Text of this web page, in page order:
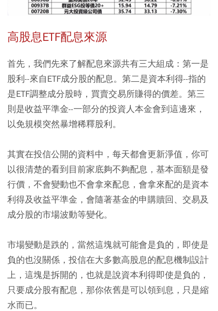
高股息ETF配息來源
首先，我們先來了解配息來源共有三大組成：第一是
股利--來自ETF成分股的配息。第二是資本利得--指的
是ETF調整成分股時，買賣交易所賺得的價差。第三
則是收益平準金--一部分的投資人本金會到這邊來，
以免規模突然暴增稀釋股利。
其實在投信公開的資料中，每天都會更新淨值，你可
以很清楚的看到目前家底夠不夠配息，基本面額是發
行價，不會變動也不會拿來配息，會拿來配的是資本
利得及收益平準金，會隨著基金的申購贖回、交易及
成分股的市場波動等變化。
市場變動是跌的，當然這塊就可能會是負的，即使是
負的也沒關係，投信在大多數高股息的配息機制設計
上，這塊是拆開的，也就是說資本利得即使是負的，
只要成分股有配息，那你依舊是可以領到息，只是縮
水而已。